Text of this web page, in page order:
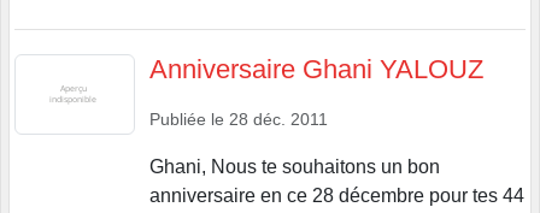
Anniversaire Ghani YALOUZ
Publiée le 28 déc. 2011
Ghani, Nous te souhaitons un bon
anniversaire en ce 28 décembre pour tes 44